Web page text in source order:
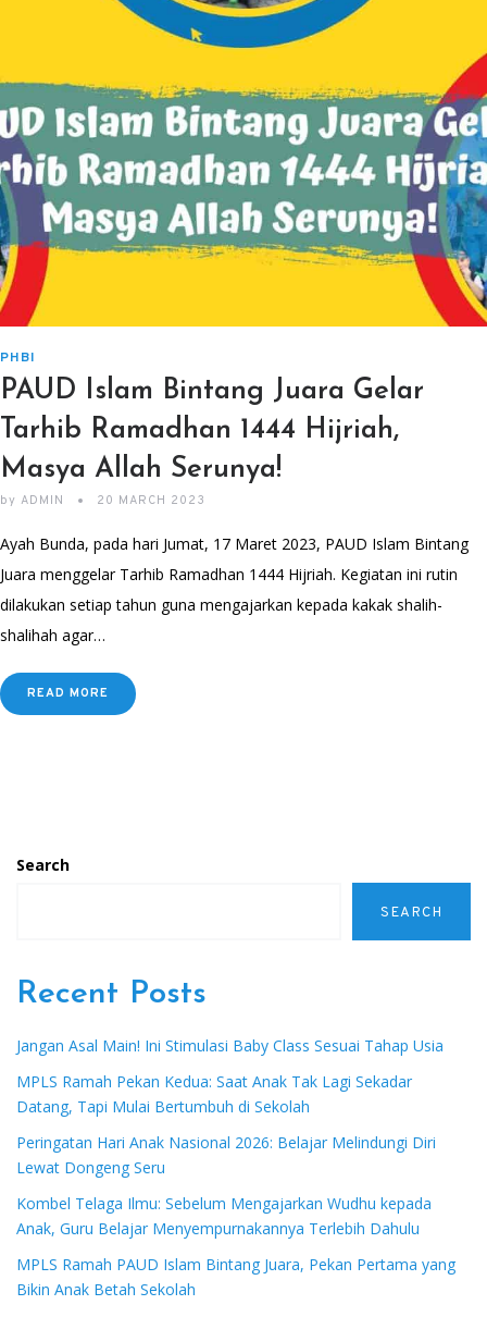
PHBI
PAUD Islam Bintang Juara Gelar
Tarhib Ramadhan 1444 Hijriah,
Masya Allah Serunya!
by ADMIN 20 MARCH 2023
Ayah Bunda, pada hari Jumat, 17 Maret 2023, PAUD Islam Bintang
Juara menggelar Tarhib Ramadhan 1444 Hijriah. Kegiatan ini rutin
dilakukan setiap tahun guna mengajarkan kepada kakak shalih-
shalihah agar…
READ MORE
Search
SEARCH
Recent Posts
Jangan Asal Main! Ini Stimulasi Baby Class Sesuai Tahap Usia
MPLS Ramah Pekan Kedua: Saat Anak Tak Lagi Sekadar
Datang, Tapi Mulai Bertumbuh di Sekolah
Peringatan Hari Anak Nasional 2026: Belajar Melindungi Diri
Lewat Dongeng Seru
Kombel Telaga Ilmu: Sebelum Mengajarkan Wudhu kepada
Anak, Guru Belajar Menyempurnakannya Terlebih Dahulu
MPLS Ramah PAUD Islam Bintang Juara, Pekan Pertama yang
Bikin Anak Betah Sekolah